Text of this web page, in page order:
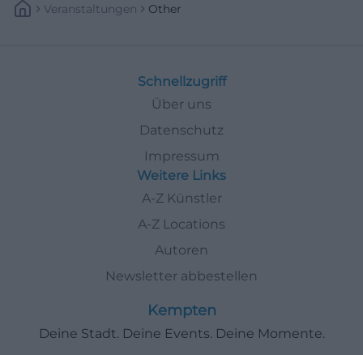
Veranstaltungen Other
Schnellzugriff
Über uns
Datenschutz
Impressum
Weitere Links
A-Z Künstler
A-Z Locations
Autoren
Newsletter abbestellen
Kempten
Deine Stadt. Deine Events. Deine Momente.